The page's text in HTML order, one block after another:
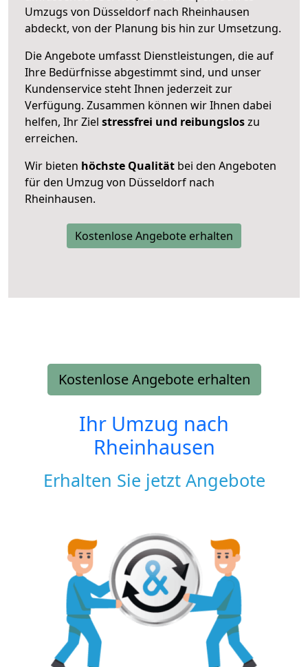
Umzugs von Düsseldorf nach Rheinhausen
abdeckt, von der Planung bis hin zur Umsetzung.
Die Angebote umfasst Dienstleistungen, die auf
Ihre Bedürfnisse abgestimmt sind, und unser
Kundenservice steht Ihnen jederzeit zur
Verfügung. Zusammen können wir Ihnen dabei
helfen, Ihr Ziel stressfrei und reibungsloszu
erreichen.
Wir bieten höchste Qualität bei den Angeboten
für den Umzug von Düsseldorf nach
Rheinhausen.
Kostenlose Angebote erhalten
Kostenlose Angebote erhalten
Ihr Umzug nach
Rheinhausen
Erhalten Sie jetzt Angebote